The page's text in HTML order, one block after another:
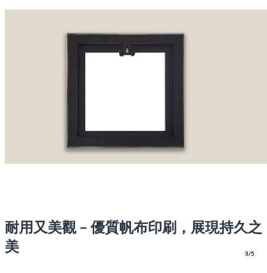
1/5
2/5
3/5
4/5
5/5
耐用又美觀 – 優質帆布印刷，展現持久之
美